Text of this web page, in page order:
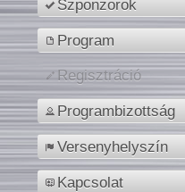
Szponzorok
Program
Regisztráció
Programbizottság
Versenyhelyszín
Kapcsolat